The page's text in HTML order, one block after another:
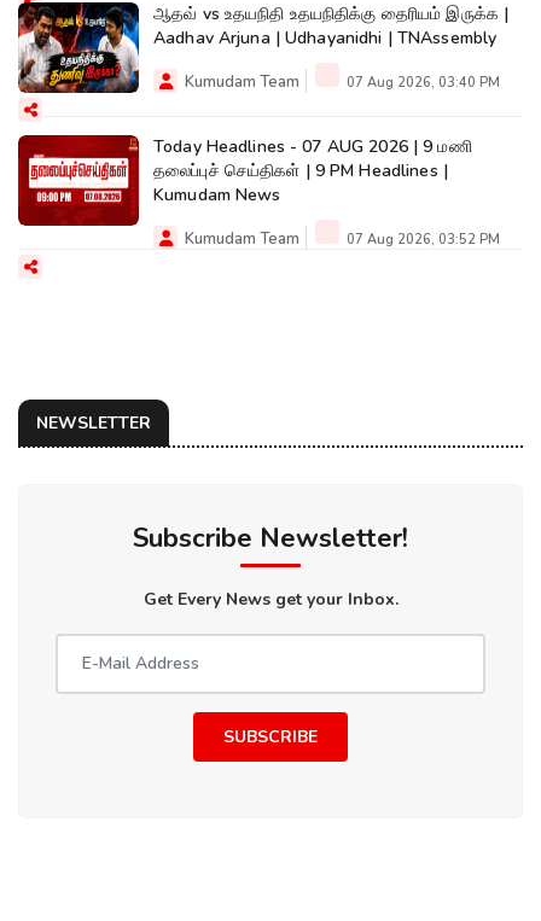
ஆதவ் vs உதயநிதி உதயநிதிக்கு தைரியம் இருக்க |
Aadhav Arjuna | Udhayanidhi | TNAssembly
Kumudam Team 07 Aug 2026, 03:40 PM
Today Headlines - 07 AUG 2026 | 9 மணி
தலைப்புச் செய்திகள் | 9 PM Headlines |
Kumudam News
Kumudam Team 07 Aug 2026, 03:52 PM
NEWSLETTER
Subscribe Newsletter!
Get Every News get your Inbox.
SUBSCRIBE